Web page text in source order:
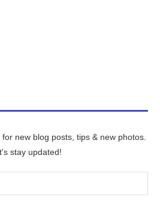
new blog posts, tips & new photos.
stay updated!